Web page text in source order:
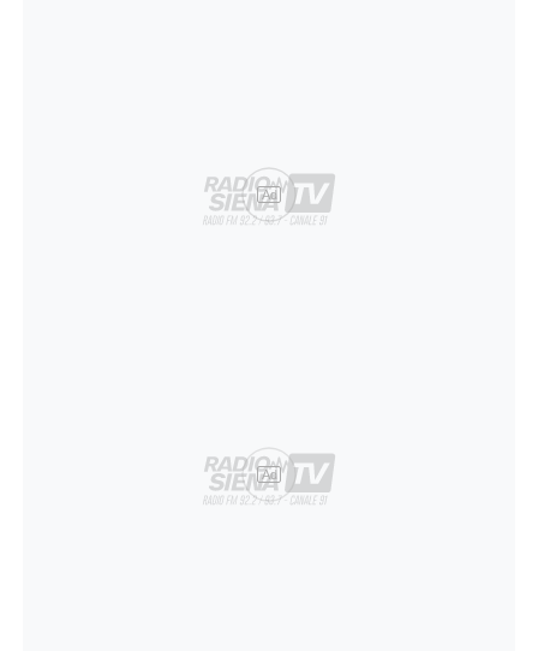
Ad
Ad